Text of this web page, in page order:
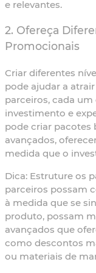
e relevantes.
2. Ofereça
Promocionais
Criar diferentes
pode ajudar a
parceiros, cada
investimento e
pode criar pacotes
avançados,
medida que o
Dica: Estruture os
parceiros possam
à medida que se
produto, possam
avançados que
como descontos
ou materiais de